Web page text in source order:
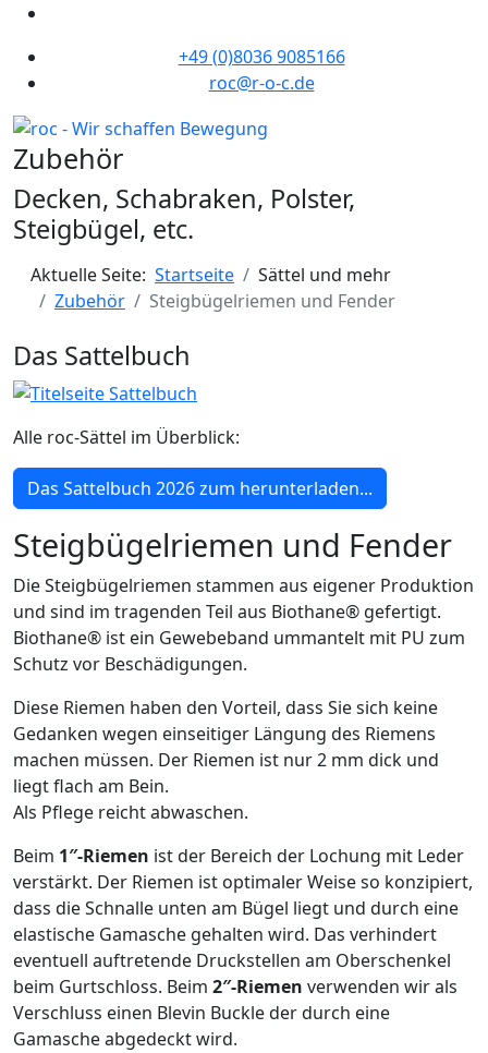
+49 (0)8036 9085166
roc@r-o-c.de
Zubehör
Decken, Schabraken, Polster,
Steigbügel, etc.
Aktuelle Seite: Startseite
Sättel und mehr
Zubehör
Steigbügelriemen und Fender
Das Sattelbuch
Alle roc-Sättel im Überblick:
Das Sattelbuch 2026 zum herunterladen...
Steigbügelriemen und Fender
Die Steigbügelriemen stammen aus eigener Produktion
und sind im tragenden Teil aus Biothane® gefertigt.
Biothane® ist ein Gewebeband ummantelt mit PU zum
Schutz vor Beschädigungen.
Diese Riemen haben den Vorteil, dass Sie sich keine
Gedanken wegen einseitiger Längung des Riemens
machen müssen. Der Riemen ist nur 2 mm dick und
liegt flach am Bein.
Als Pflege reicht abwaschen.
Beim 1″-Riemen ist der Bereich der Lochung mit Leder
verstärkt. Der Riemen ist optimaler Weise so konzipiert,
dass die Schnalle unten am Bügel liegt und durch eine
elastische Gamasche gehalten wird. Das verhindert
eventuell auftretende Druckstellen am Oberschenkel
beim Gurtschloss. Beim 2″-Riemen verwenden wir als
Verschluss einen Blevin Buckle der durch eine
Gamasche abgedeckt wird.